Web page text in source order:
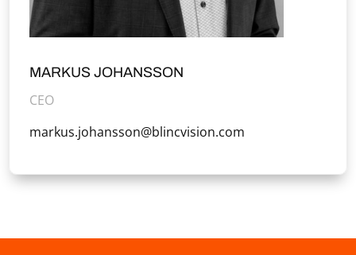
MARKUS JOHANSSON
CEO
markus.johansson@blincvision.com